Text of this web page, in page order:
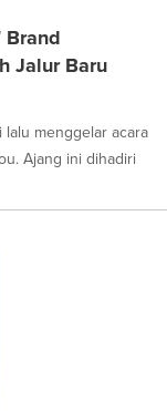
Jalur Baru
menggelar acara
Ajang ini dihadiri